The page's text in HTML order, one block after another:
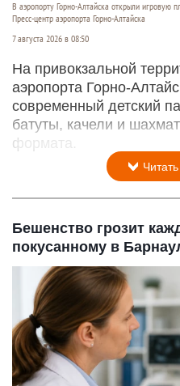
В аэропорту Горно-Алтайска открыли игровую
Пресс-центр аэропорта Горно-Алтайска
7 августа 2026 в 08:50
На привокзальной
аэропорта Горно-
современный детский
батуты, качели и
формата.
Бешенство грозит
покусанному в